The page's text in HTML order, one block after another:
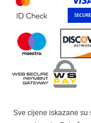
Sve cijene iskazane su